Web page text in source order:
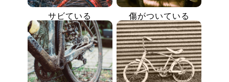
サビている 傷がついている